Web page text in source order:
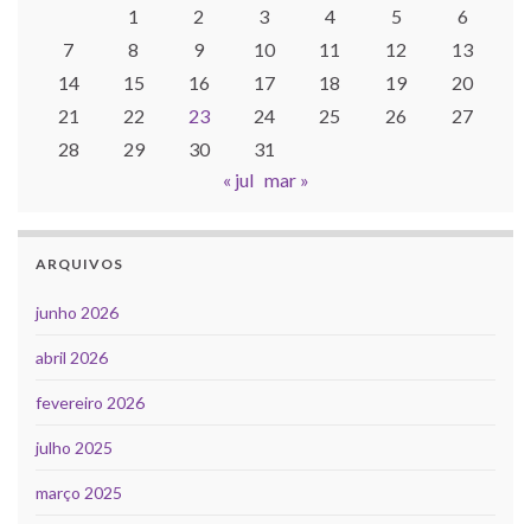
1
2 3 4 5
6
7
8 9 10 11 12
13
14
15 16 17 18 19
20
21
22 23 24 25 26
27
28
29 30
31
« jul mar »
ARQUIVOS
junho 2026
abril 2026
fevereiro 2026
julho 2025
março 2025